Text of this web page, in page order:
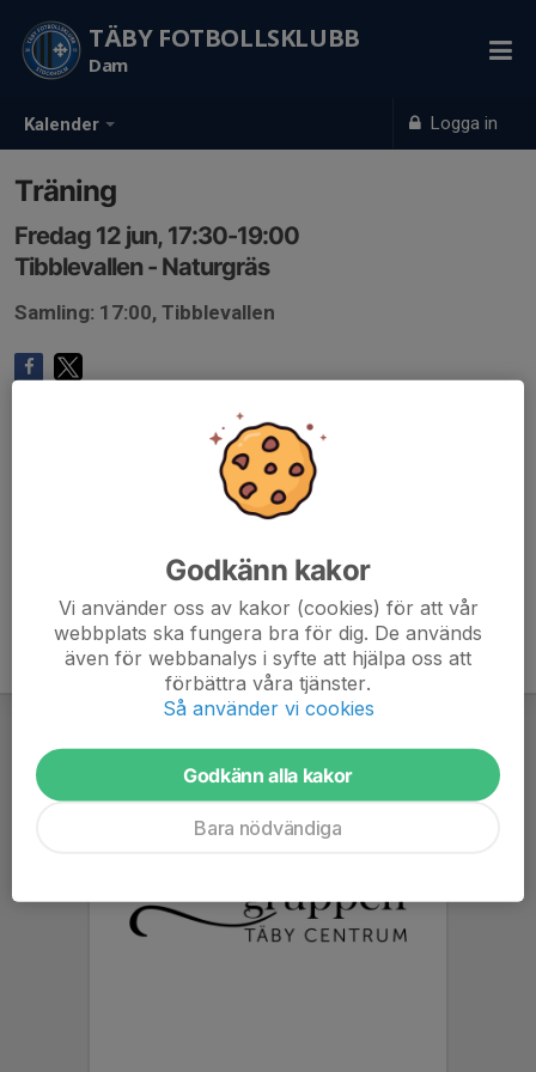
Kalender Logga in
TÄBY FOTBOLLSKLUBB
Dam
Träning
Fredag 12 jun, 17:30-19:00
Tibblevallen - Naturgräs
Samling: 17:00, Tibblevallen
Godkänn kakor
Vi använder oss av kakor (cookies) för att vår
webbplats ska fungera bra för dig. De används
även för webbanalys i syfte att hjälpa oss att
förbättra våra tjänster.
Så använder vi cookies
Godkänn alla kakor
Bara nödvändiga